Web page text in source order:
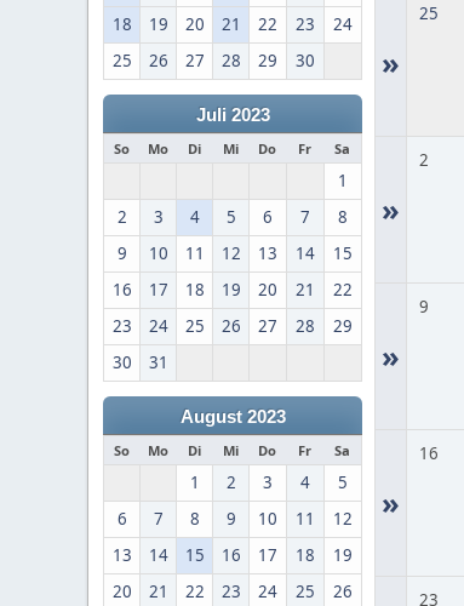
18
19 20 21 22 23
24
25
26 27 28 29 30
Juli 2023
So Mo Di Mi Do Fr Sa
1
2
3 4 5 6 7
8
9
10 11 12 13 14
15
16
17 18 19 20 21
22
23
24 25 26 27 28
29
30
31
August 2023
So Mo Di Mi Do Fr Sa
1 2 3 4
5
6
7 8 9 10 11
12
13
14 15 16 17 18
19
20
21 22 23 24 25 26
»
25
»
2
»
9
»
16
23